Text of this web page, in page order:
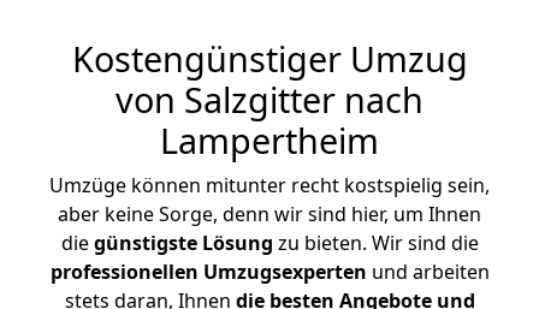
Kostengünstiger Umzug
von Salzgitter nach
Lampertheim
Umzüge können mitunter recht kostspielig sein,
aber keine Sorge, denn wir sind hier, um Ihnen
diegünstigste Lösung zu bieten. Wir sind die
professionellen Umzugsexperten und arbeiten
stets daran, Ihnen die besten Angebote und